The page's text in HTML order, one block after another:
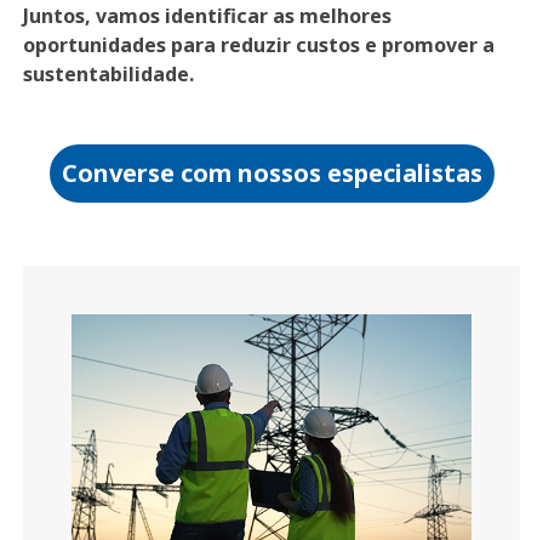
Juntos, vamos identificar as melhores
oportunidades para reduzir custos e promover a
sustentabilidade.
Converse com nossos especialistas